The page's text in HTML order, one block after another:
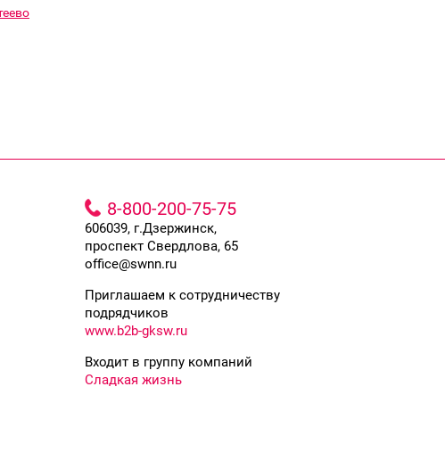
8-800-200-75-75
606039, г.Дзержинск,
проспект Свердлова, 65
office@swnn.ru
Приглашаем к сотрудничеству
подрядчиков
www.b2b-gksw.ru
Входит в группу компаний
Сладкая жизнь